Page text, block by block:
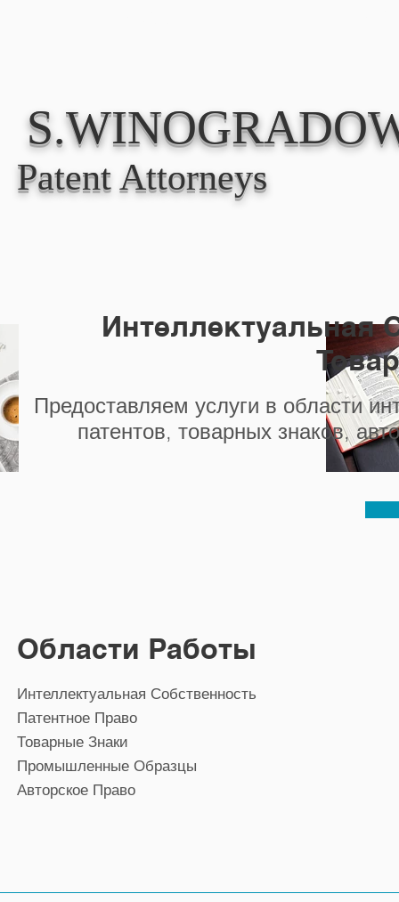
Patent Attorneys
Интеллектуальная
Предоставляем услуги в области
патентов, товарных знаков,
Области Работы
Интеллектуальная Собственность
Патентное Право
Товарные Знаки
Промышленные Образцы
Авторское Право